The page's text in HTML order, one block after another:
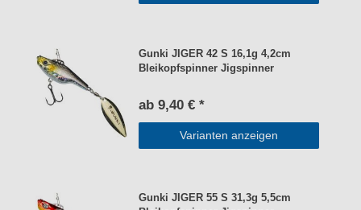
Gunki JIGER 42 S 16,1g 4,2cm
Bleikopfspinner Jigspinner
ab 9,40 € *
Varianten anzeigen
Gunki JIGER 55 S 31,3g 5,5cm